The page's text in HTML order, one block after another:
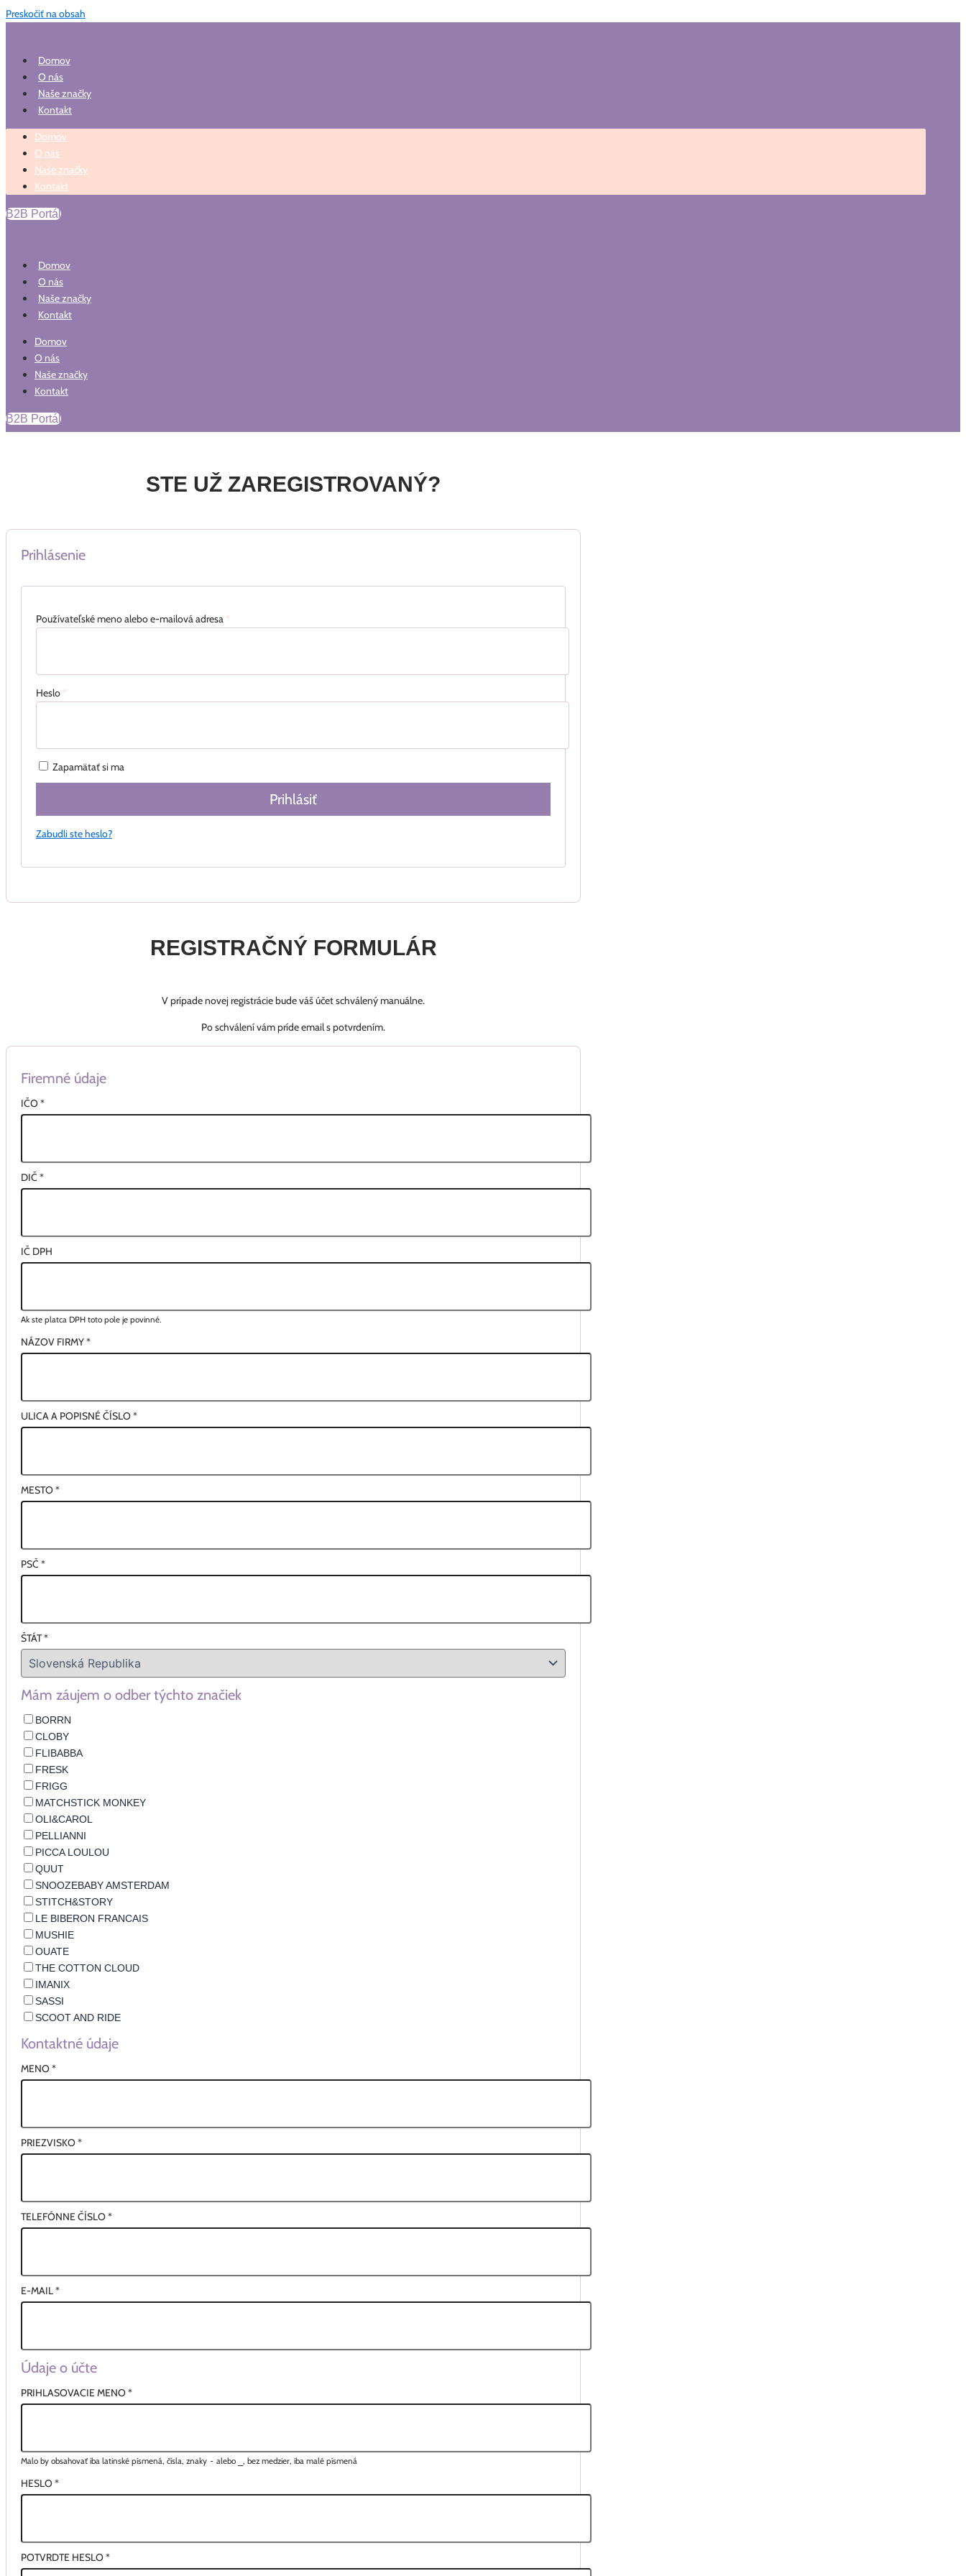
Preskočiť na obsah
Domov
O nás
Naše značky
Kontakt
Domov
O nás
Naše značky
Kontakt
B2B Portál
Domov
O nás
Naše značky
Kontakt
Domov
O nás
Naše značky
Kontakt
B2B Portál
STE UŽ ZAREGISTROVANÝ?
Prihlásenie
Používateľské meno alebo e-mailová adresa *
Heslo *
Zapamätať si ma
Prihlásiť
Zabudli ste heslo?
REGISTRAČNÝ FORMULÁR
V prípade novej registrácie bude váš účet schválený manuálne.
Po schválení vám príde email s potvrdením.
Firemné údaje
IČO*
DIČ *
IČ DPH
Ak ste platca DPH toto pole je povinné.
NÁZOV FIRMY*
ULICA A POPISNÉ ČÍSLO*
MESTO*
PSČ *
ŠTÁT*
Mám záujem o odber týchto značiek
BORRN
CLOBY
FLIBABBA
FRESK
FRIGG
MATCHSTICK MONKEY
OLI&CAROL
PELLIANNI
PICCA LOULOU
QUUT
SNOOZEBABY AMSTERDAM
STITCH&STORY
LE BIBERON FRANCAIS
MUSHIE
OUATE
THE COTTON CLOUD
IMANIX
SASSI
SCOOT AND RIDE
Kontaktné údaje
MENO*
PRIEZVISKO*
TELEFÓNNE ČÍSLO*
E-MAIL*
Údaje o účte
PRIHLASOVACIE MENO*
Malo by obsahovať iba latinské písmená, čísla, znaky - alebo , bez medzier, iba malé písmená
HESLO*
POTVRDTE HESLO*